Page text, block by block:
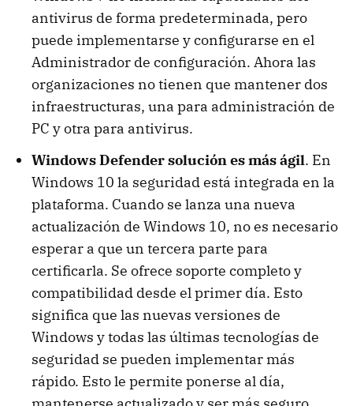
antivirus de forma predeterminada, pero
puede implementarse y configurarse en el
Administrador de configuración. Ahora las
organizaciones no tienen que mantener dos
infraestructuras, una para administración de
PC y otra para antivirus.
Windows Defender solución es más ágil. En
Windows 10 la seguridad está integrada en la
plataforma. Cuando se lanza una nueva
actualización de Windows 10, no es necesario
esperar a que un tercera parte para
certificarla. Se ofrece soporte completo y
compatibilidad desde el primer día. Esto
significa que las nuevas versiones de
Windows y todas las últimas tecnologías de
seguridad se pueden implementar más
rápido. Esto le permite ponerse al día,